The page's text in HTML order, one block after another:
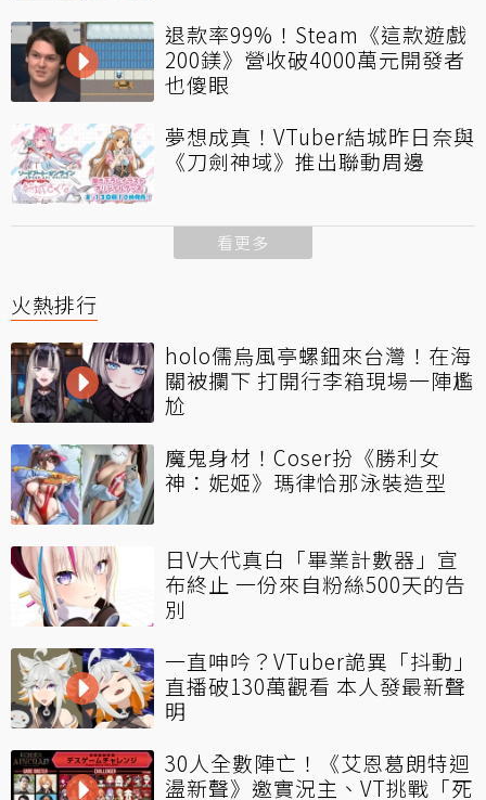
退款率99%！Steam《這款遊戲
200鎂》營收破4000萬元開發者
也傻眼
夢想成真！VTuber結城昨日奈與
《刀劍神域》推出聯動周邊
看更多
火熱排行
holo儒烏風亭螺鈿來台灣！在海
關被攔下 打開行李箱現場一陣尷
尬
魔鬼身材！Coser扮《勝利女
神：妮姬》瑪律恰那泳裝造型
日V大代真白「畢業計數器」宣
布終止 一份來自粉絲500天的告
別
一直呻吟？VTuber詭異「抖動」
直播破130萬觀看 本人發最新聲
明
30人全數陣亡！《艾恩葛朗特迴
盪新聲》邀實況主、VT挑戰「死